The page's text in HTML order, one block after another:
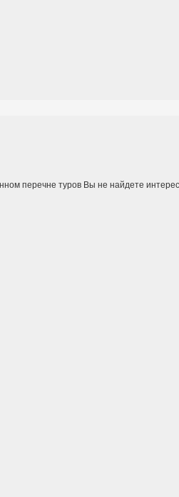
перечне туров Вы не найдете